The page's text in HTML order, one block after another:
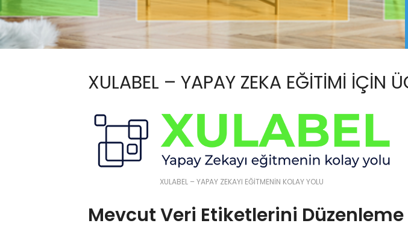
XULABEL – YAPAY ZEKA EĞITIMI IÇIN
XULABEL – YAPAY ZEKAYI EĞİTMENİN KOLAY YOLU
Mevcut Veri Etiketlerini Düzenleme